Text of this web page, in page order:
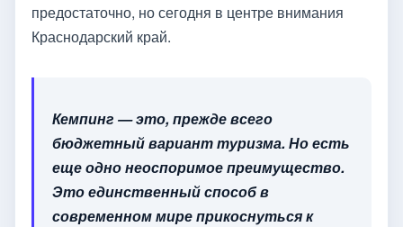
предостаточно, но сегодня в центре внимания
Краснодарский край.
Кемпинг — это, прежде всего
бюджетный вариант туризма. Но есть
еще одно неоспоримое преимущество.
Это единственный способ в
современном мире прикоснуться к